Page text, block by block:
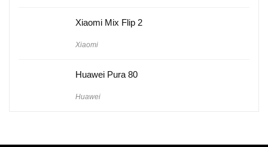
Xiaomi Mix Flip 2
Xiaomi
Huawei Pura 80
Huawei